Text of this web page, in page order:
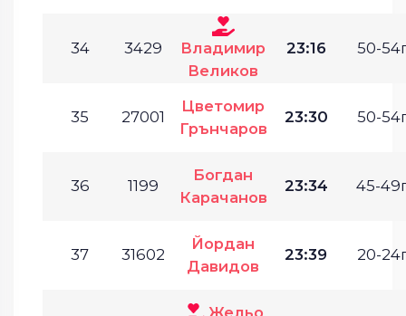
34 3429
Владимир
Великов
23:16 50-
35 27001
Цветомир
Грънчаров
23:30 50-
36 1199
Богдан
Карачанов
23:34 45-
37 31602
Йордан
Давидов
23:39 20-
Жельо